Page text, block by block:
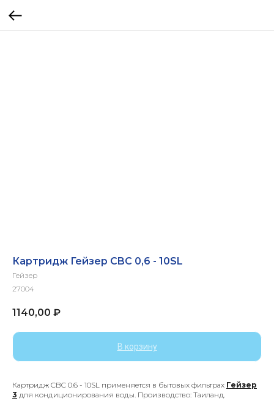
Картридж Гейзер CBC 0,6 - 10SL
Гейзер
27004
1140,00 ₽
В корзину
Картридж CBC 0.6 - 10SL применяется в бытовых фильтрах Гейзер
3 для кондиционирования воды. Производство: Таиланд.